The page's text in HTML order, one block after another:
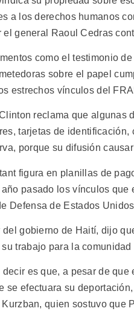
a los derechos humanos
el general Raoul Cedras
como el testimonio
sobre el papel
estrechos vínculos del
reclama que algunas
tarjetas de
porque su difusión
figura en planillas de
pasado los vínculos
Defensa de Estados
del gobierno de Haití, dijo
trabajo para la
es que, a pesar de
se efectuara su
quien sostuvo que